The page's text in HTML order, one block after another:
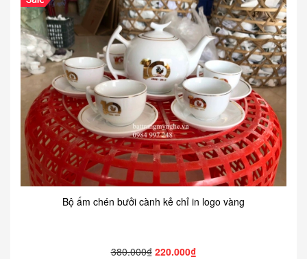
Bộ ấm chén bưởi cành kẻ chỉ in logo vàng
380.000₫ 220.000₫